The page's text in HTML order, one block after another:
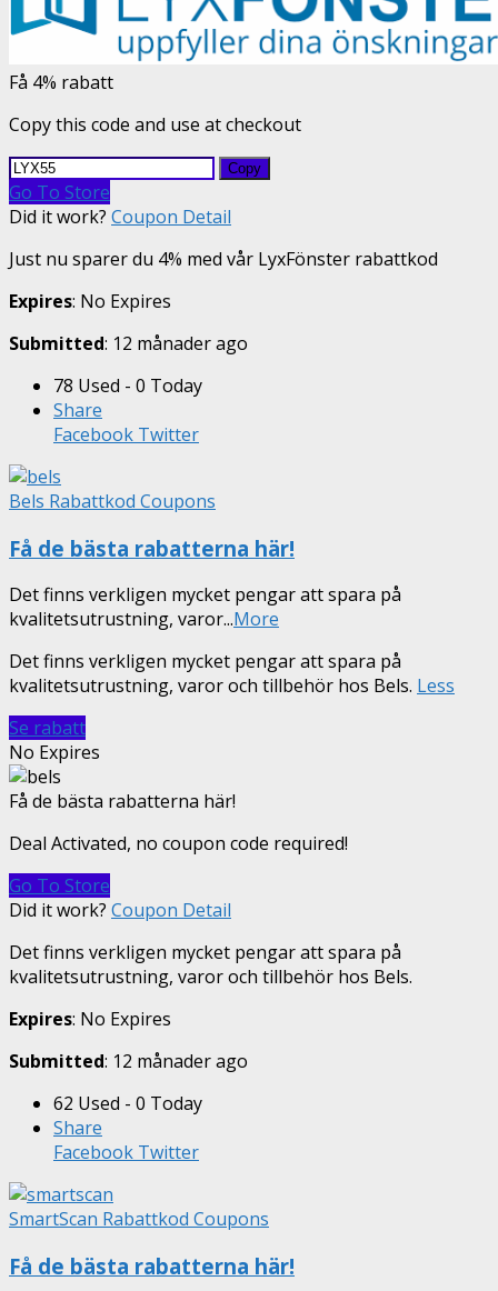
Få 4% rabatt
Copy this code and use at checkout
Copy
Go To Store
Did it work? Coupon Detail
Just nu sparer du 4% med vår LyxFönster rabattkod
Expires: No Expires
Submitted: 12 månader ago
78 Used - 0 Today
Share
Facebook Twitter
Bels Rabattkod Coupons
Få de bästa rabatterna här!
Det finns verkligen mycket pengar att spara på
kvalitetsutrustning, varor...More
Det finns verkligen mycket pengar att spara på
kvalitetsutrustning, varor och tillbehör hos Bels. Less
Se rabatt
No Expires
Få de bästa rabatterna här!
Deal Activated, no coupon code required!
Go To Store
Did it work? Coupon Detail
Det finns verkligen mycket pengar att spara på
kvalitetsutrustning, varor och tillbehör hos Bels.
Expires: No Expires
Submitted: 12 månader ago
62 Used - 0 Today
Share
Facebook Twitter
SmartScan Rabattkod Coupons
Få de bästa rabatterna här!